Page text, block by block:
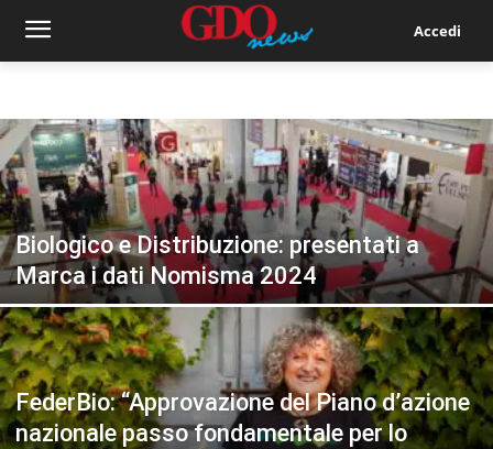
Accedi
Biologico e Distribuzione: presentati a
Marca i dati Nomisma 2024
FederBio: “Approvazione del Piano d’azione
nazionale passo fondamentale per lo